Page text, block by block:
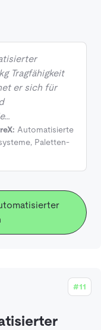
Tragfähigkeit
er sich für
Automatisierte
, Paletten-
#11